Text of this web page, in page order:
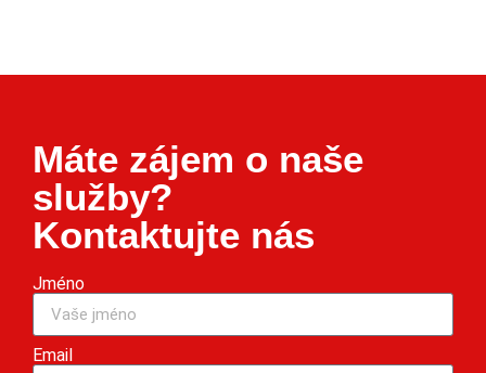
Máte zájem o naše
služby?
Kontaktujte nás
Jméno
Email